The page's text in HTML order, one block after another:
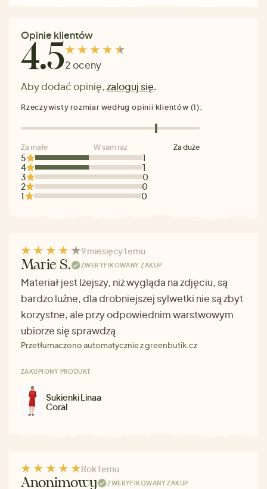
Opinie klientów
4.52 oceny
Aby dodać opinię,zaloguj się.
5
1
4
1
3
0
2
0
1
0
Rzeczywisty rozmiar według opinii klientów (1):
Za małe W sam raz Za duże
9 miesięcy temu
Marie S. ZWERYFIKOWANY ZAKUP
Materiał jest lżejszy, niż wygląda na zdjęciu, są
bardzo luźne, dla drobniejszej sylwetki nie są zbyt
korzystne, ale przy odpowiednim warstwowym
ubiorze się sprawdzą.
Przetłumaczono automatycznie z greenbutik.cz
ZAKUPIONY PRODUKT
Sukienki Linaa
Coral
Rok temu
Anonimowy ZWERYFIKOWANY ZAKUP